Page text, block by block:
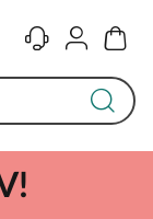
KontaktKonto